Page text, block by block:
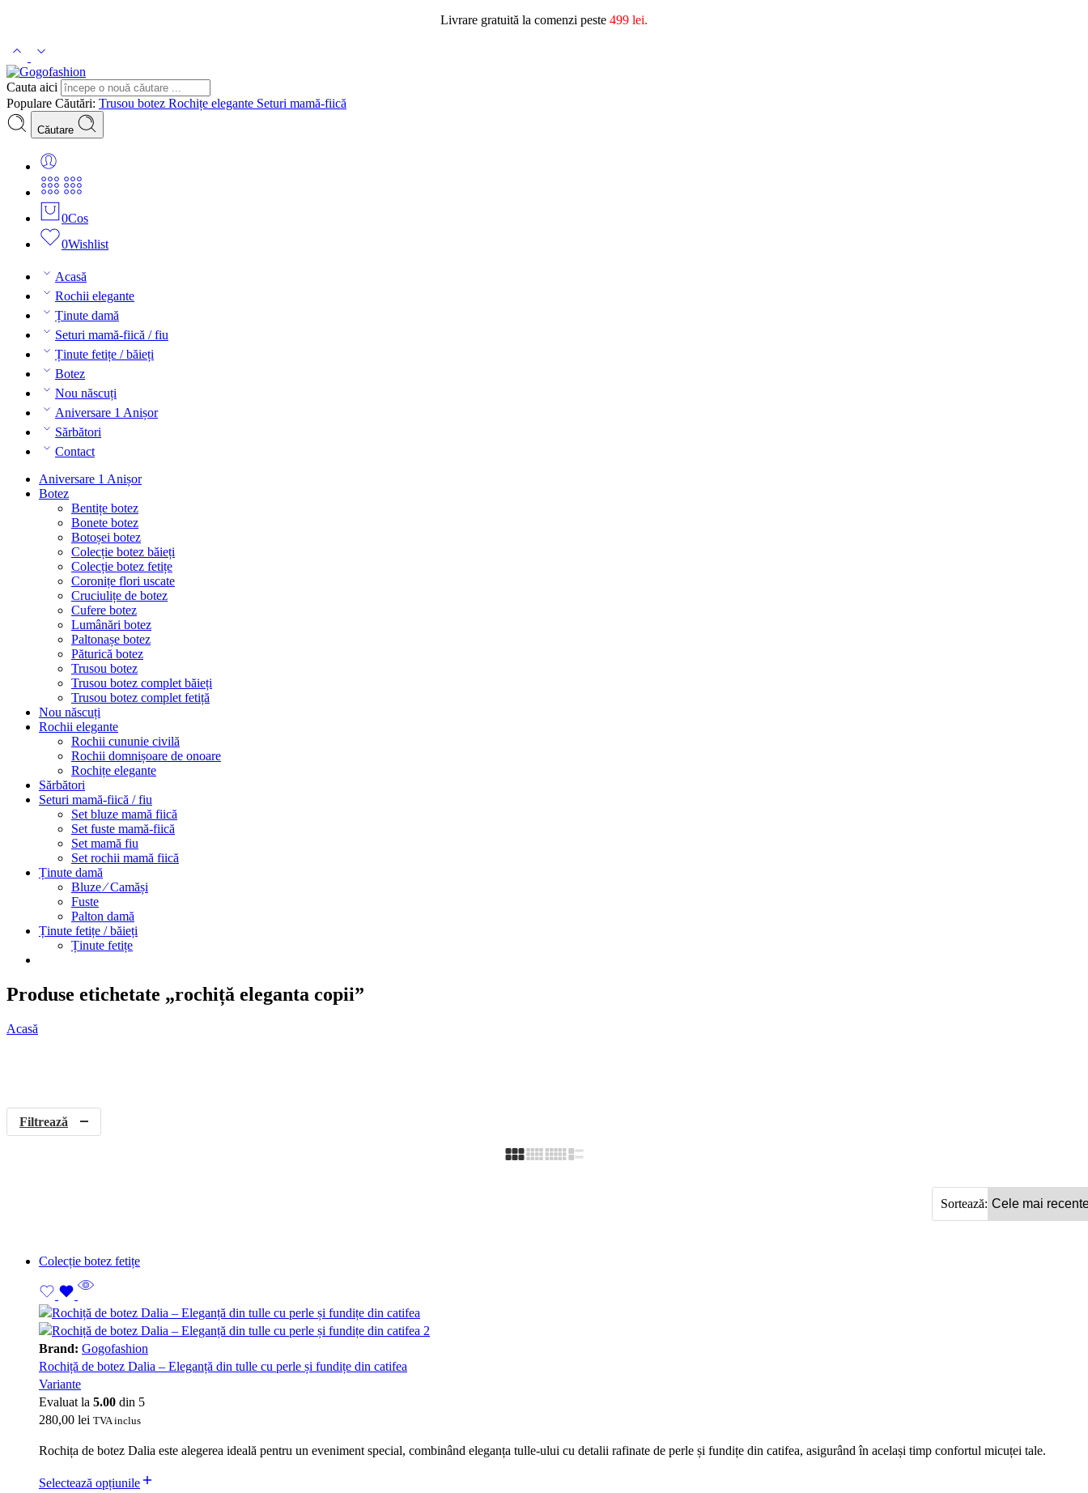
Livrare gratuită la comenzi peste 499 lei.
Cauta aici
Populare Căutări: Trusou botez Rochițe elegante Seturi mamă-fiică
Căutare
0Cos
0Wishlist
Acasă
Rochii elegante
Ținute damă
Seturi mamă-fiică / fiu
Ținute fetițe / băieți
Botez
Nou născuți
Aniversare 1 Anișor
Sărbători
Contact
Aniversare 1 Anișor
Botez
Bentițe botez
Bonete botez
Botoșei botez
Colecție botez băieți
Colecție botez fetițe
Coronițe flori uscate
Cruciulițe de botez
Cufere botez
Lumânări botez
Paltonașe botez
Păturică botez
Trusou botez
Trusou botez complet băieți
Trusou botez complet fetiță
Nou născuți
Rochii elegante
Rochii cununie civilă
Rochii domnișoare de onoare
Rochițe elegante
Sărbători
Seturi mamă-fiică / fiu
Set bluze mamă fiică
Set fuste mamă-fiică
Set mamă fiu
Set rochii mamă fiică
Ținute damă
Bluze ⁄ Camăși
Fuste
Palton damă
Ținute fetițe / băieți
Ținute fetițe
Produse etichetate „rochiță eleganta copii”
Acasă
Filtrează
Sortează:
Colecție botez fetițe
Brand: Gogofashion
Rochiță de botez Dalia – Eleganță din tulle cu perle și fundițe din catifea
Variante
Evaluat la 5.00 din 5
280,00 lei TVA inclus
Rochița de botez Dalia este alegerea ideală pentru un eveniment special, combinând eleganța tulle-ului cu detalii rafinate de perle și fundițe din catifea, asigurând în același timp confortul micuței tale.
Selectează opțiunile